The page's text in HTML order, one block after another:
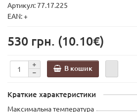
Артикул: 77.17.225
EAN: +
530 грн. (10.10€)
В кошик
Краткие характеристики
Максимальна температура